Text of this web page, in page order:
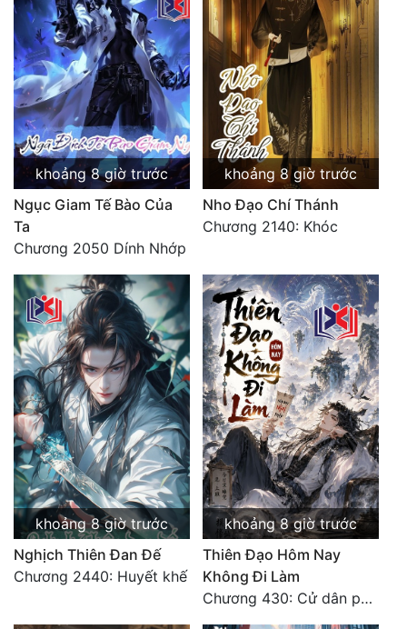
Cơ Trí
Sát Phạt Quyết Đoán
Vô Sỉ
Điềm Đạm
khoảng 8 giờ trước
Ngục Giam Tế Bào Của
Ta
Chương 2050 Dính Nhớp
khoảng 8 giờ trước
Nho Đạo Chí Thánh
Chương 2140: Khóc
khoảng 8 giờ trước
Nghịch Thiên Đan Đế
Chương 2440: Huyết khế
khoảng 8 giờ trước
Thiên Đạo Hôm Nay
Không Đi Làm
Chương 430: Cử dân phạt thiên (3)